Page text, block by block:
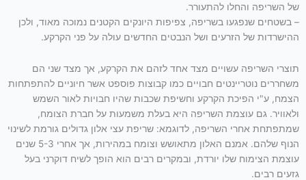
של השריפה והחלו להתעורר.
– בשטחים שנפגעו בשריפה, צפיפות היונקים הקטנים נמוכה מאוד, ולכן
ההישרדות של הזרעים ושל הנבטים החדשים עולה על פני הקרקע.
תוצרי השריפה עשויים מצד אחד לזהם את הקרקע, אך מצד שני הם
משחררים נוטריינטים חבויים כמו קבוצות פוספט אשר חיוניים להתפתחות
הצמח, ע"י הפיכת הקרקע וחשיפת שכבות שהיו חבויות לאור השמש
ולאוויר. גם עוצמת השריפה היא בעלת משמעות על חברת הצומח,
שמתפתחת אחרי השריפה, לדוגמא: שריפת עצי אלון גדולים גורמת לשינוי
הנוף שלהם. אמנם האלון מתאושש וצומח במהירות, אך אחרי 5-3 שנים
עוצמת הצימוח שלו יורדת, ובמקרים רבים הוא הופך לשיח דוקרני בעל
גזעים רבים.